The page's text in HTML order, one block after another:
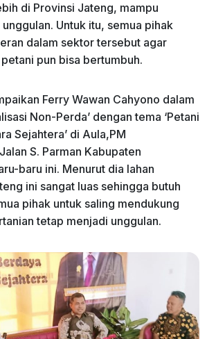
di Provinsi Jateng, mampu
Untuk itu, semua pihak
dalam sektor tersebut agar
pun bisa bertumbuh.
Ferry Wawan Cahyono dalam
Non-Perda’ dengan tema ‘Petani
Sejahtera’ di Aula,PM
S. Parman Kabupaten
baru ini. Menurut dia lahan
ini sangat luas sehingga butuh
pihak untuk saling mendukung
tetap menjadi unggulan.